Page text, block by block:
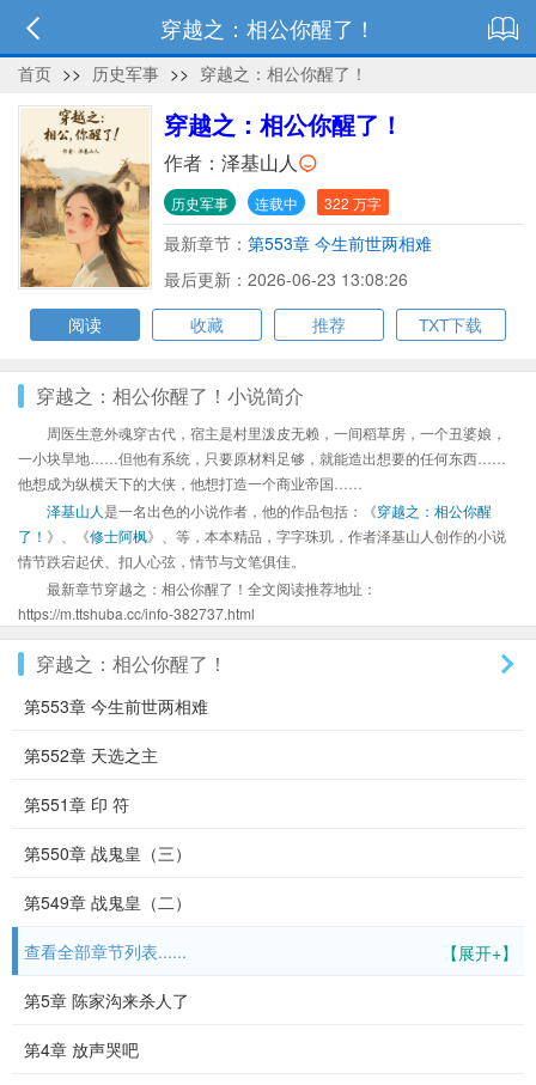
穿越之：相公你醒了！
首页 >> 历史军事 >> 穿越之：相公你醒了！
穿越之：相公你醒了！
作者： 泽基山人
历史军事 连载中 322 万字
最新章节： 第553章 今生前世两相难
最后更新：2026-06-23 13:08:26
阅读
收藏 推荐 TXT下载
穿越之：相公你醒了！小说简介
周医生意外魂穿古代，宿主是村里泼皮无赖，一间稻草房，一个丑婆娘，
一小块旱地……但他有系统，只要原材料足够，就能造出想要的任何东西……
他想成为纵横天下的大侠，他想打造一个商业帝国……
泽基山人是一名出色的小说作者，他的作品包括：《穿越之：相公你醒
了！ 》、《修士阿枫》、等，本本精品，字字珠玑，作者泽基山人创作的小说
情节跌宕起伏、扣人心弦，情节与文笔俱佳。
最新章节穿越之：相公你醒了！全文阅读推荐地址：
https://m.ttshuba.cc/info-382737.html
穿越之：相公你醒了！
第553章 今生前世两相难
第552章 天选之主
第551章 印 符
第550章 战鬼皇（三）
第549章 战鬼皇（二）
【展开+】
查看全部章节列表......
第5章 陈家沟来杀人了
第4章 放声哭吧